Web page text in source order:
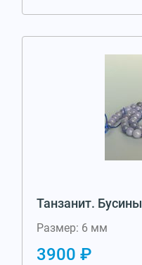
Танзанит. Бусины
Размер: 6 мм
3900 ₽